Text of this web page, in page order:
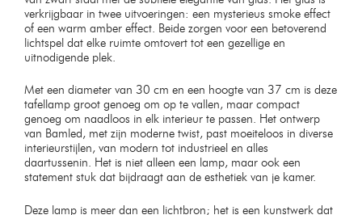
verkrijgbaar in twee uitvoeringen: een mysterieus smoke effect
of een warm amber effect. Beide zorgen voor een betoverend
lichtspel dat elke ruimte omtovert tot een gezellige en
uitnodigende plek.
Met een diameter van 30 cm en een hoogte van 37 cm is deze
tafellamp groot genoeg om op te vallen, maar compact
genoeg om naadloos in elk interieur te passen. Het ontwerp
van Bamled, met zijn moderne twist, past moeiteloos in diverse
interieurstijlen, van modern tot industrieel en alles
daartussenin. Het is niet alleen een lamp, maar ook een
statement stuk dat bijdraagt aan de esthetiek van je kamer.
Deze lamp is meer dan een lichtbron; het is een kunstwerk dat